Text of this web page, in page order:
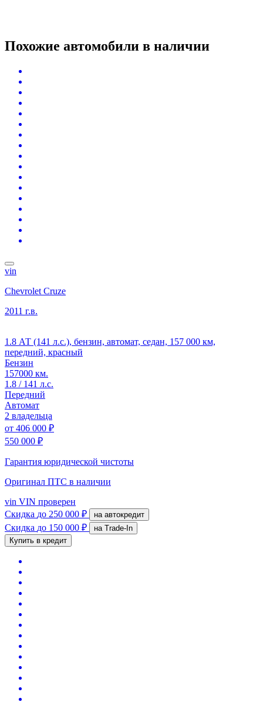
Похожие автомобили в наличии
vin
Chevrolet Cruze
2011 г.в.
1.8 АТ (141 л.с.), бензин, автомат, седан, 157 000 км,
передний, красный
Бензин
157000 км.
1.8 / 141 л.с.
Передний
Автомат
2 владельца
от 406 000 ₽
550 000 ₽
Гарантия юридической чистоты
Оригинал ПТС в наличии
vin VIN проверен
Скидка до 250 000 ₽ на автокредит
Скидка до 150 000 ₽
на Trade-In
Купить в кредит